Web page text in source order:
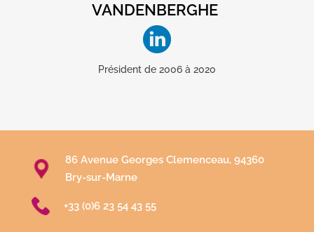
VANDENBERGHE
Président de 2006 à 2020
86 Avenue Georges Clemenceau, 94360
Bry-sur-Marne
+33 (0)6 23 54 43 55